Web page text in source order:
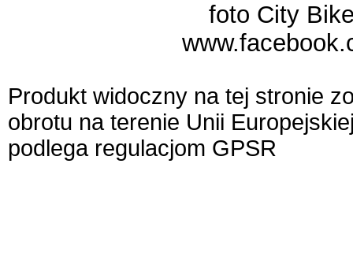
foto City
Produkt widoczny na tej stronie
obrotu na terenie Unii
podlega regulacjom GPSR